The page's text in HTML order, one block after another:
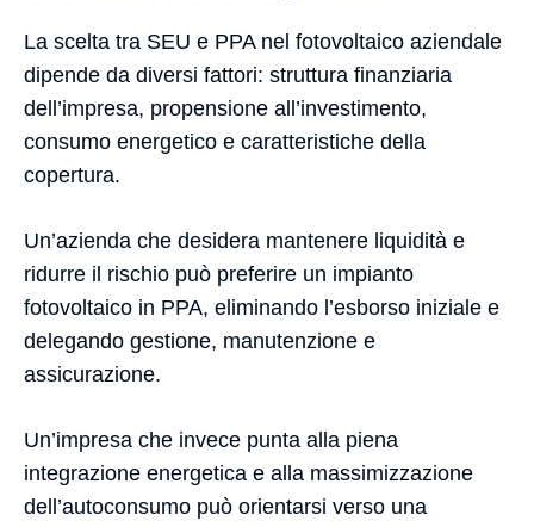
La scelta tra SEU e PPA nel fotovoltaico aziendale
dipende da diversi fattori: struttura finanziaria
dell’impresa, propensione all’investimento,
consumo energetico e caratteristiche della
copertura.
Un’azienda che desidera mantenere liquidità e
ridurre il rischio può preferire un impianto
fotovoltaico in PPA, eliminando l’esborso iniziale e
delegando gestione, manutenzione e
assicurazione.
Un’impresa che invece punta alla piena
integrazione energetica e alla massimizzazione
dell’autoconsumo può orientarsi verso una